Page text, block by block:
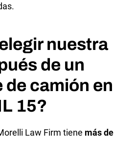
nuestra
de un
camión en
15?
Law Firm tiene más de